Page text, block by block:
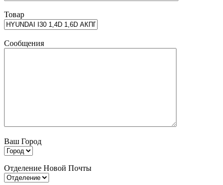
Товар
Сообщения
Ваш Город
Отделение Новой Почты